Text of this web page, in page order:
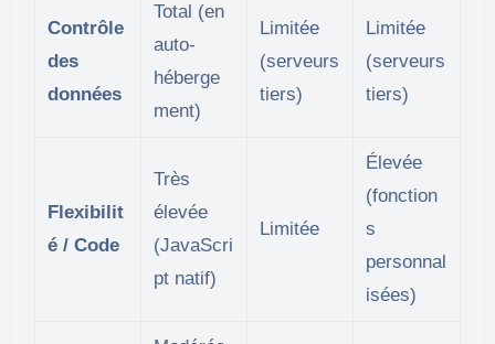
Contrôle
des
données
Total (en
auto-
héberge
ment)
Limitée
(serveurs
tiers)
Limitée
(serveurs
tiers)
Flexibilit
é / Code
Très
élevée
(JavaScri
pt natif)
Limitée
Élevée
(fonction
s
personnal
isées)